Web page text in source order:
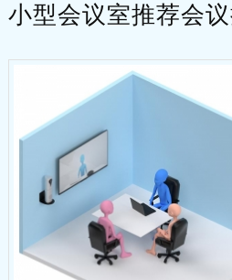
小型会议室推荐会